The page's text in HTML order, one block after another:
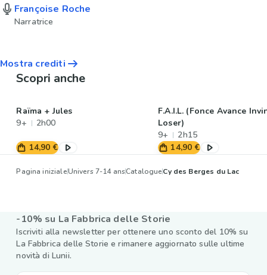
Françoise Roche
Narratrice
Mostra crediti
Scopri anche
Raïma + Jules
9+
2h00
14,90 €
F.A.I.L. (Fonce Avance
Loser)
9+
2h15
14,90 €
Pagina inizialeUnivers 7-14 ansCatalogueCy des Berges du Lac
-10% su La Fabbrica delle Storie
Iscriviti alla newsletter per ottenere uno sconto del 10% su
La Fabbrica delle Storie e rimanere aggiornato sulle ultime
novità di Lunii.